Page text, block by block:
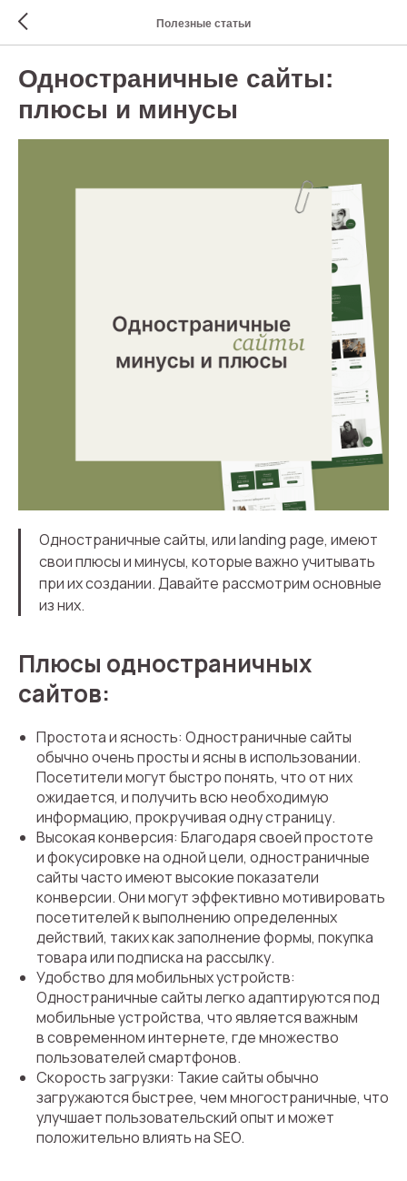
Полезные статьи
Одностраничные сайты:
плюсы и минусы
Одностраничные сайты, или landing page, имеют
свои плюсы и минусы, которые важно учитывать
при их создании. Давайте рассмотрим основные
из них.
Плюсы одностраничных
сайтов:
Простота и ясность: Одностраничные сайты
обычно очень просты и ясны в использовании.
Посетители могут быстро понять, что от них
ожидается, и получить всю необходимую
информацию, прокручивая одну страницу.
Высокая конверсия: Благодаря своей простоте
и фокусировке на одной цели, одностраничные
сайты часто имеют высокие показатели
конверсии. Они могут эффективно мотивировать
посетителей к выполнению определенных
действий, таких как заполнение формы, покупка
товара или подписка на рассылку.
Удобство для мобильных устройств:
Одностраничные сайты легко адаптируются под
мобильные устройства, что является важным
в современном интернете, где множество
пользователей смартфонов.
Скорость загрузки: Такие сайты обычно
загружаются быстрее, чем многостраничные, что
улучшает пользовательский опыт и может
положительно влиять на SEO.